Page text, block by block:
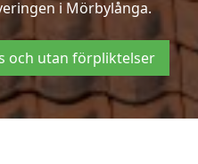
i Mörbylånga.
och utan förpliktelser